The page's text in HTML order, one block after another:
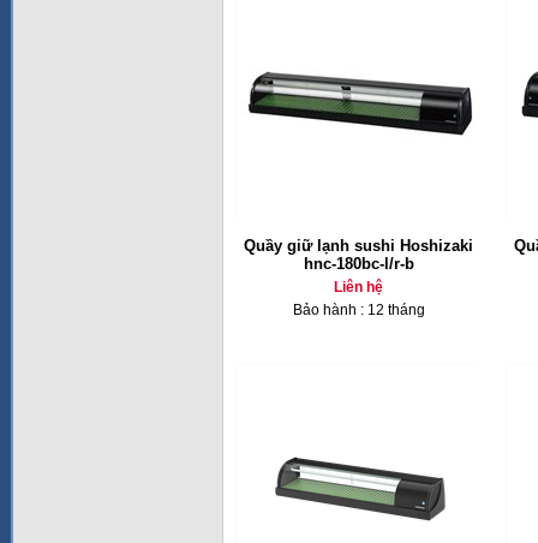
Quầy giữ lạnh sushi Hoshizaki
hnc-180bc-l/r-b
Liên hệ
Bảo hành : 12 tháng